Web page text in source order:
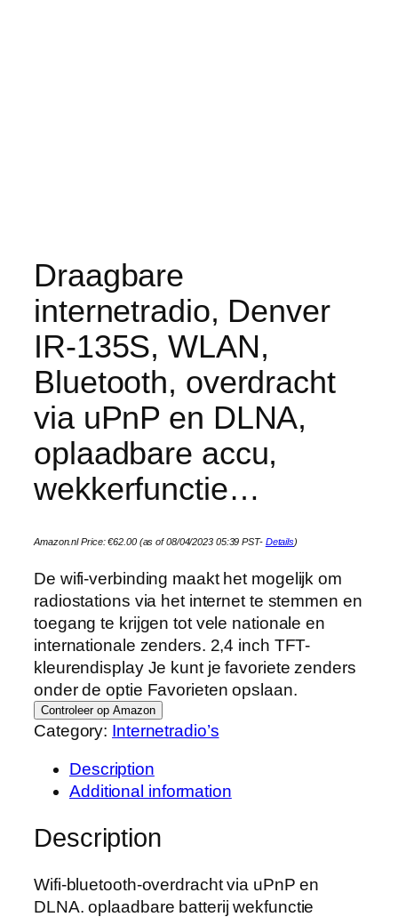
Draagbare
internetradio, Denver
IR-135S, WLAN,
Bluetooth, overdracht
via uPnP en DLNA,
oplaadbare accu,
wekkerfunctie…
Amazon.nl Price:€62.00(as of 08/04/2023 05:39 PST- Details)
De wifi-verbinding maakt het mogelijk om
radiostations via het internet te stemmen en
toegang te krijgen tot vele nationale en
internationale zenders. 2,4 inch TFT-
kleurendisplay Je kunt je favoriete zenders
onder de optie Favorieten opslaan.
Controleer op Amazon
Category: Internetradio’s
Description
Additional information
Description
Wifi-bluetooth-overdracht via uPnP en
DLNA. oplaadbare batterij wekfunctie